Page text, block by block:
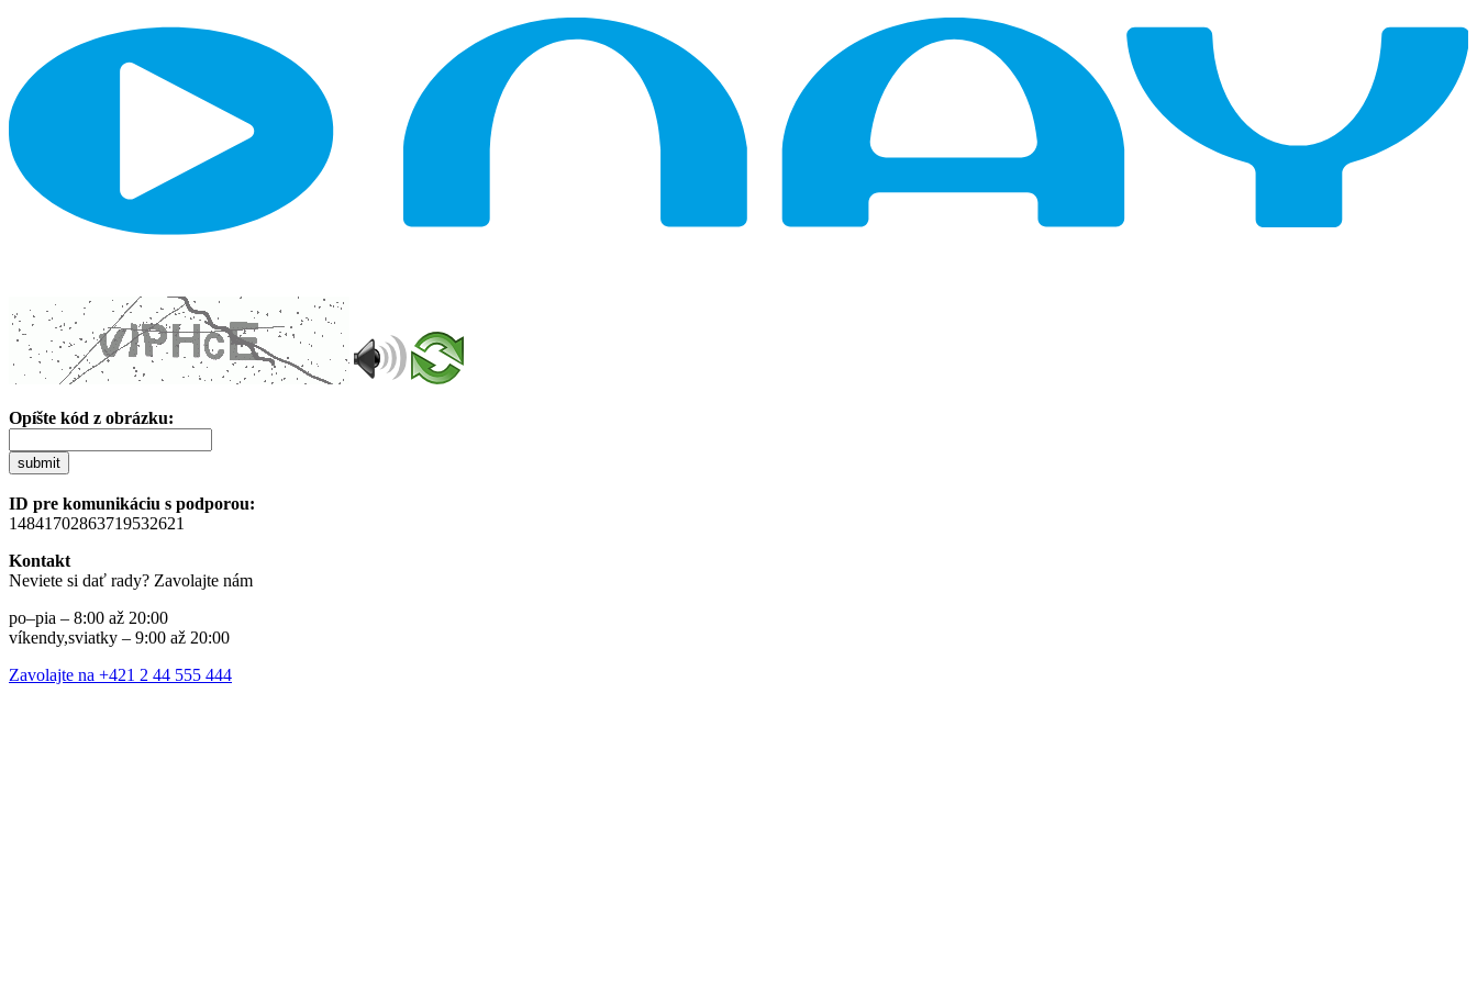
Opíšte kód z obrázku:
submit
ID pre komunikáciu s podporou:
14841702863719532621
Kontakt
Neviete si dať rady? Zavolajte nám
po–pia – 8:00 až 20:00
víkendy,sviatky – 9:00 až 20:00
Zavolajte na +421 2 44 555 444